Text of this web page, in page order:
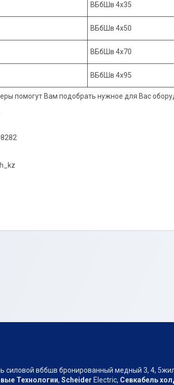
ВБбШв 4х35
ВБбШв 4х50
ВБбШв 4х70
ВБбШв 4х95
помогут Вам подобрать нужное для Вас
силовой вббшв бронированный медный 3, 4, 5жил
Технологии, Scheider Electric, Севкабель